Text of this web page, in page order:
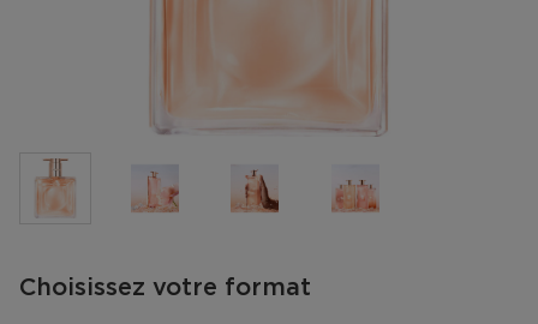
Choisissez votre format